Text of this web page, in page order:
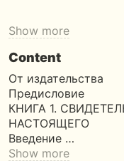
Show more
Content
От издательства
Предисловие
КНИГА 1.
НАСТОЯЩЕГО
Введение …
Show more